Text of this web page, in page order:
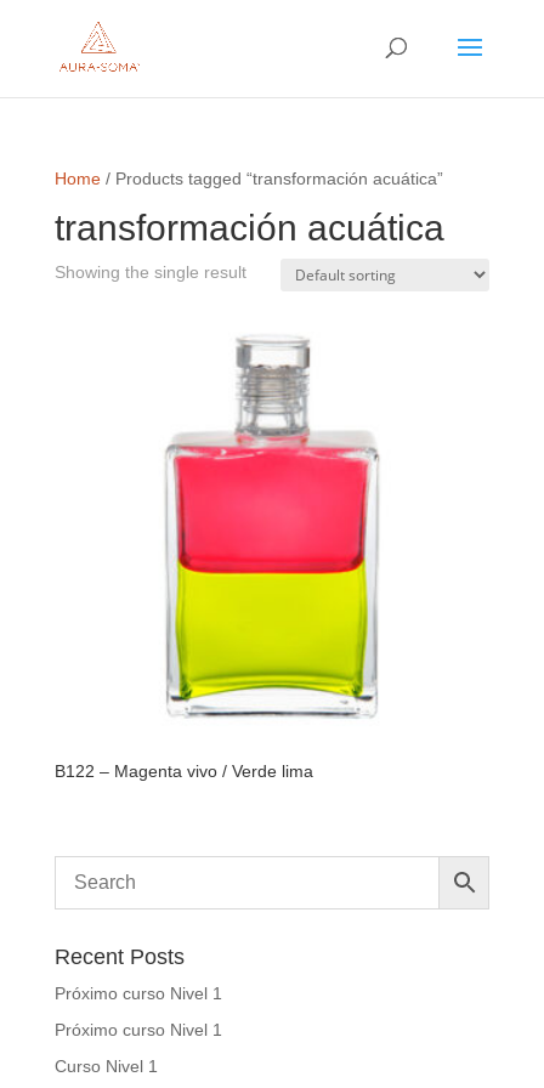
Home/ Products tagged “transformación acuática”
transformación acuática
Showing the single result
B122 – Magenta vivo / Verde lima
Recent Posts
Próximo curso Nivel 1
Próximo curso Nivel 1
Curso Nivel 1